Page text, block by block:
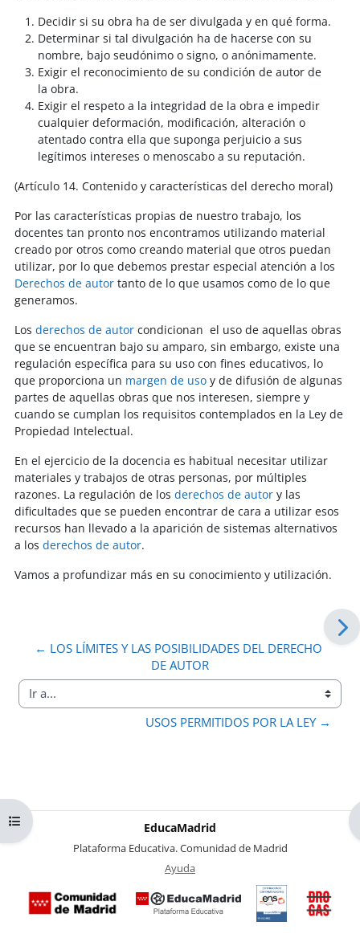
Abrir índice del curso
Decidir si su obra ha de ser divulgada y en qué forma.
Determinar si tal divulgación ha de hacerse con su
nombre, bajo seudónimo o signo, o anónimamente.
Exigir el reconocimiento de su condición de autor de
la obra.
Exigir el respeto a la integridad de la obra e impedir
cualquier deformación, modificación, alteración o
atentado contra ella que suponga perjuicio a sus
legítimos intereses o menoscabo a su reputación.
(Artículo 14. Contenido y características del derecho moral)
Por las características propias de nuestro trabajo, los
docentes tan pronto nos encontramos utilizando material
creado por otros como creando material que otros puedan
utilizar, por lo que debemos prestar especial atención a los
Derechos de autor tanto de lo que usamos como de lo que
generamos.
Los derechos de autor condicionan el uso de aquellas obras
que se encuentran bajo su amparo, sin embargo, existe una
regulación específica para su uso con fines educativos, lo
que proporciona un margen de uso y de difusión de algunas
partes de aquellas obras que nos interesen, siempre y
cuando se cumplan los requisitos contemplados en la Ley de
Propiedad Intelectual.
En el ejercicio de la docencia es habitual necesitar utilizar
materiales y trabajos de otras personas, por múltiples
razones. La regulación de los derechos de autor y las
dificultades que se pueden encontrar de cara a utilizar esos
recursos han llevado a la aparición de sistemas alternativos
a los derechos de autor.
Vamos a profundizar más en su conocimiento y utilización.
← LOS LÍMITES Y LAS POSIBILIDADES DEL DERECHO
DE AUTOR
Ir a...
USOS PERMITIDOS POR LA LEY →
EducaMadrid
Plataforma Educativa. Comunidad de Madrid
Ayuda
Certificación
de
conformidad
con el del